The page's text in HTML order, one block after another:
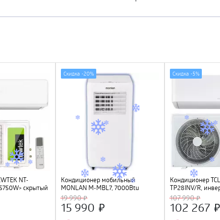
NT-
скрытый
Fin, R410A,
Кондиционер мобильный
MONLAN M-MBL7, 7000Btu
19 990
15 990
Скидка -20%
Кондиционер
TP28INV/R,
107 990
102 267
Скидка -5%